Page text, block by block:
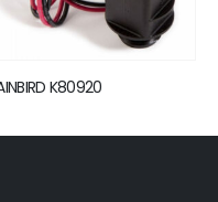
RAINBIRD